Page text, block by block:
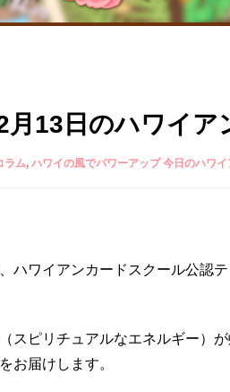
月13日のハワイア
ラム ハワイの風でパワーアップ 今日のハワ
ハワイアンカードスクール公認
スピリチュアルなエネルギー）
お届けします。